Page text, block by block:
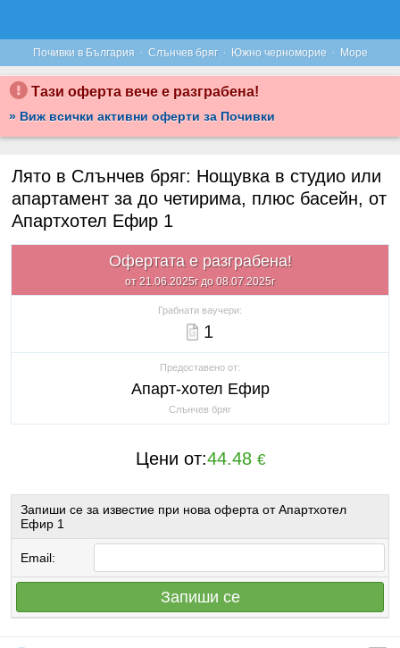
Почивки в България · Слънчев бряг · Южно черноморие · Море
Тази оферта вече е разграбена!
» Виж всички активни оферти за Почивки
Лято в Слънчев бряг: Нощувка в студио или
апартамент за до четирима, плюс басейн, от
Апартхотел Ефир 1
Офертата е разграбена!
от 21.06.2025г до 08.07.2025г
Грабнати ваучери:
1
Предоставено от:
Апарт-хотел Ефир
Слънчев бряг
Цени от:44.48 €
Запиши се за известие при нова оферта от Апартхотел
Ефир 1
Email:
Запиши се